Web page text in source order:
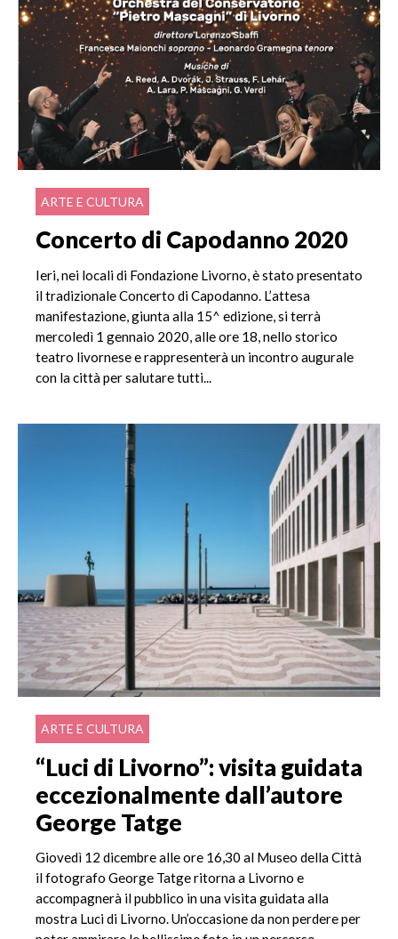
ARTE E CULTURA
Concerto di Capodanno 2020
Ieri, nei locali di Fondazione Livorno, è stato presentato
il tradizionale Concerto di Capodanno. L’attesa
manifestazione, giunta alla 15^ edizione, si terrà
mercoledì 1 gennaio 2020, alle ore 18, nello storico
teatro livornese e rappresenterà un incontro augurale
con la città per salutare tutti...
ARTE E CULTURA
“Luci di Livorno”: visita guidata
eccezionalmente dall’autore
George Tatge
Giovedì 12 dicembre alle ore 16,30 al Museo della Città
il fotografo George Tatge ritorna a Livorno e
accompagnerà il pubblico in una visita guidata alla
mostra Luci di Livorno. Un’occasione da non perdere per